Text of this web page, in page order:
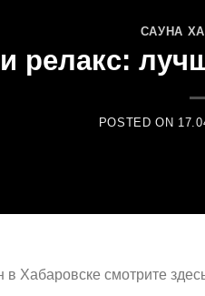
САУНА
релакс:
POSTED ON
Хабаровске смотрите